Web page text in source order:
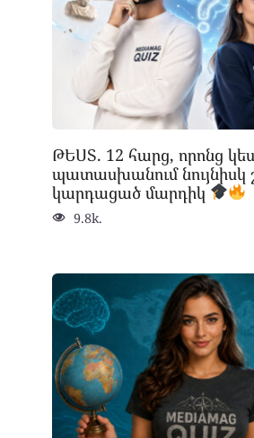
ԹԵՍՏ. 12 հարց, որոնց
պատասխանում
կարդացած մարդիկ
9.8k.